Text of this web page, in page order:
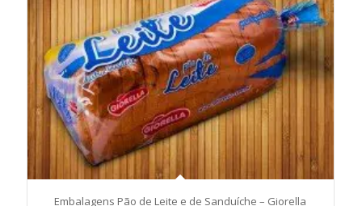
Embalagens Pão de Leite e de Sanduíche – Giorella